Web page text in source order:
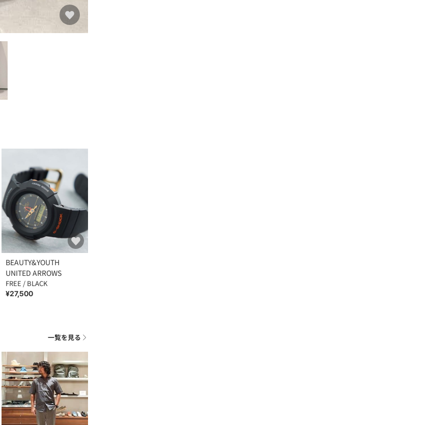
BEAUTY&YOUTH
UNITED ARROWS
FREE / BLACK
¥27,500
一覧を見る